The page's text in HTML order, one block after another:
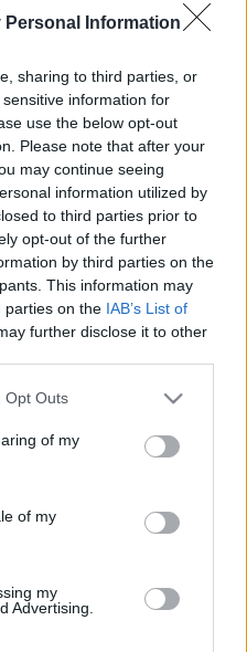
Personal Information
sharing to third parties, or
information for
use the below opt-out
Please note that after your
may continue seeing
information utilized by
to third parties prior to
opt-out of the further
by third parties on the
This information may
parties on the IAB’s List of
further disclose it to other
uses one or more Google
behaviour. You may click to
and its third-party tags to
purposes in below Google
Opt Outs
of my
of my
my
Advertising.
szülés tóth gabi arc
bejegyzés